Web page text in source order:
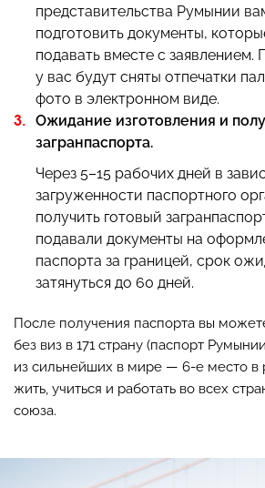
представительства Румынии
подготовить документы,
подавать вместе с заявлением.
у вас будут сняты отпечатки
фото в электронном виде.
Ожидание изготовления и
загранпаспорта.
Через 5–15 рабочих дней в
загруженности паспортного
получить готовый
подавали документы на
паспорта за границей, срок
затянуться до 60 дней.
После получения паспорта вы
без виз в 171 страну (паспорт
из сильнейших в мире — 6-е место в
жить, учиться и работать во всех
союза.